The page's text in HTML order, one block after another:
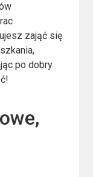
zająć się
po dobry